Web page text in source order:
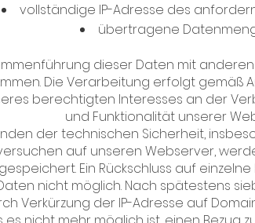
vollständige IP-Adresse des
übertragene
dieser Daten mit
Die Verarbeitung erfolgt gemäß
berechtigten Interesses an der
und Funktionalität unserer
der technischen Sicherheit,
auf unseren Webserver,
Ein Rückschluss auf
nicht möglich. Nach spätestens
Verkürzung der IP-Adresse auf